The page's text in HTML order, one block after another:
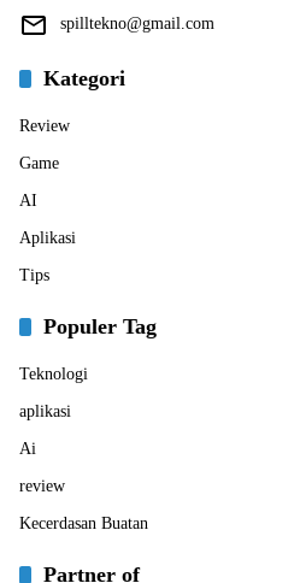
spilltekno@gmail.com
Kategori
Review
Game
AI
Aplikasi
Tips
Populer Tag
Teknologi
aplikasi
Ai
review
Kecerdasan Buatan
Partner of